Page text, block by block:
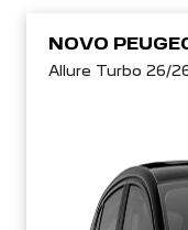
NOVO
Allure Turbo 26/